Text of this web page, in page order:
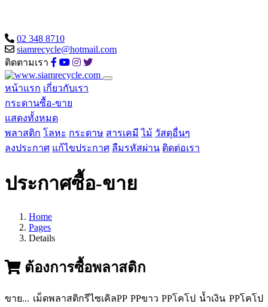
02 348 8710
siamrecycle@hotmail.com
ติดตามเรา
หน้าแรก เกี่ยวกับเรา
กระดานซื้อ-ขาย
แสดงทั้งหมด
พลาสติก โลหะ กระดาษ สารเคมี ไม้ วัสดุอื่นๆ
ลงประกาศ แก้ไขประกาศ ลืมรหัสผ่าน ติดต่อเรา
ประกาศซื้อ-ขาย
Home
Pages
Details
ต้องการซื้อพลาสติก
ขาย... เม็ดพลาสติกรีไซเคิลPP PPขาว PPโคโป น้ำเงิน PPโคโป